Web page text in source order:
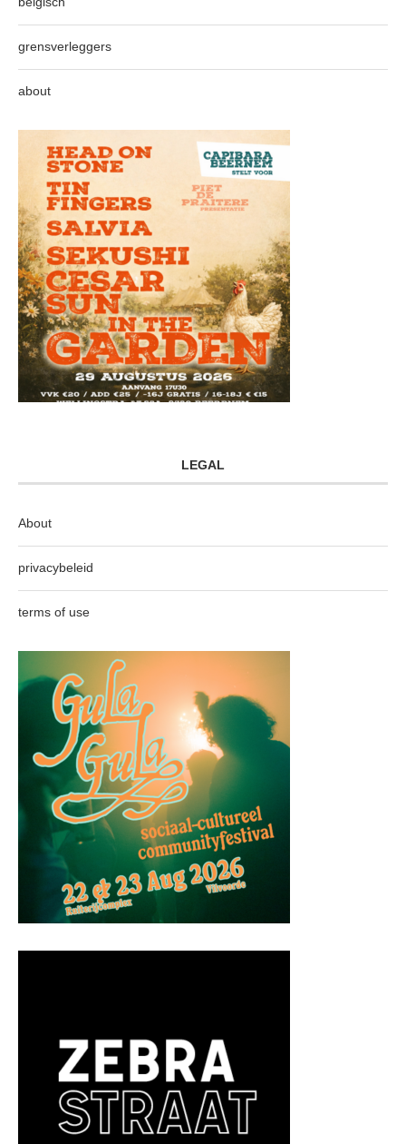
grensverleggers
about
LEGAL
About
privacybeleid
terms of use